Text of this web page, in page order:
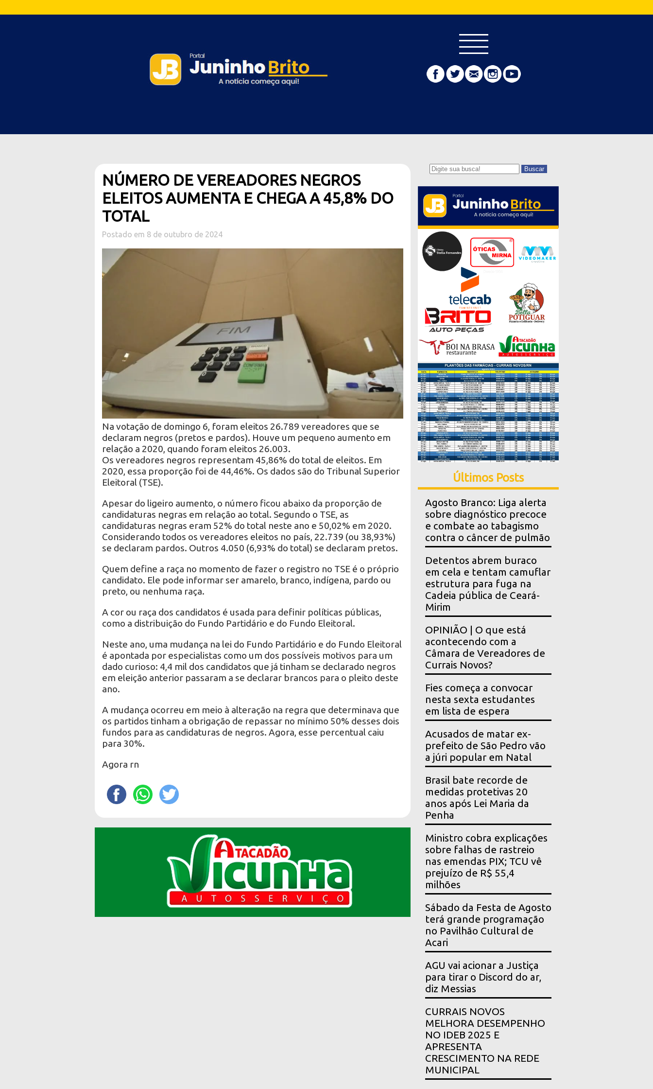
NÚMERO DE VEREADORES NEGROS
ELEITOS AUMENTA E CHEGA A 45,8% DO
TOTAL
Postado em 8 de outubro de 2024
Na votação de domingo 6, foram eleitos 26.789 vereadores que se
declaram negros (pretos e pardos). Houve um pequeno aumento em
relação a 2020, quando foram eleitos 26.003.
Os vereadores negros representam 45,86% do total de eleitos. Em
2020, essa proporção foi de 44,46%. Os dados são do Tribunal Superior
Eleitoral (TSE).
Apesar do ligeiro aumento, o número ficou abaixo da proporção de
candidaturas negras em relação ao total. Segundo o TSE, as
candidaturas negras eram 52% do total neste ano e 50,02% em 2020.
Considerando todos os vereadores eleitos no país, 22.739 (ou 38,93%)
se declaram pardos. Outros 4.050 (6,93% do total) se declaram pretos.
Quem define a raça no momento de fazer o registro no TSE é o próprio
candidato. Ele pode informar ser amarelo, branco, indígena, pardo ou
preto, ou nenhuma raça.
A cor ou raça dos candidatos é usada para definir políticas públicas,
como a distribuição do Fundo Partidário e do Fundo Eleitoral.
Neste ano, uma mudança na lei do Fundo Partidário e do Fundo Eleitoral
é apontada por especialistas como um dos possíveis motivos para um
dado curioso: 4,4 mil dos candidatos que já tinham se declarado negros
em eleição anterior passaram a se declarar brancos para o pleito deste
ano.
A mudança ocorreu em meio à alteração na regra que determinava que
os partidos tinham a obrigação de repassar no mínimo 50% desses dois
fundos para as candidaturas de negros. Agora, esse percentual caiu
para 30%.
Agora rn
Buscar
Últimos Posts
Agosto Branco: Liga alerta
sobre diagnóstico precoce
e combate ao tabagismo
contra o câncer de pulmão
Detentos abrem buraco
em cela e tentam camuflar
estrutura para fuga na
Cadeia pública de Ceará-
Mirim
OPINIÃO | O que está
acontecendo com a
Câmara de Vereadores de
Currais Novos?
Fies começa a convocar
nesta sexta estudantes
em lista de espera
Acusados de matar ex-
prefeito de São Pedro vão
a júri popular em Natal
Brasil bate recorde de
medidas protetivas 20
anos após Lei Maria da
Penha
Ministro cobra explicações
sobre falhas de rastreio
nas emendas PIX; TCU vê
prejuízo de R$ 55,4
milhões
Sábado da Festa de Agosto
terá grande programação
no Pavilhão Cultural de
Acari
AGU vai acionar a Justiça
para tirar o Discord do ar,
diz Messias
CURRAIS NOVOS
MELHORA DESEMPENHO
NO IDEB 2025 E
APRESENTA
CRESCIMENTO NA REDE
MUNICIPAL